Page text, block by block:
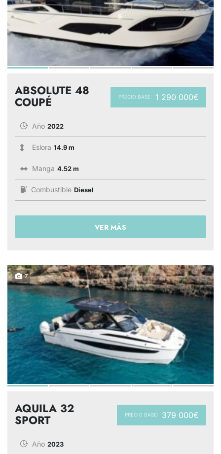
PRECIO BASE: 1 290 000€
ABSOLUTE 48
COUPÉ
Año 2022
Eslora 14.9 m
Manga 4.52 m
Combustible Diesel
VER MÁS
7
PRECIO BASE: 379 000€
AQUILA 32
SPORT
Año 2023